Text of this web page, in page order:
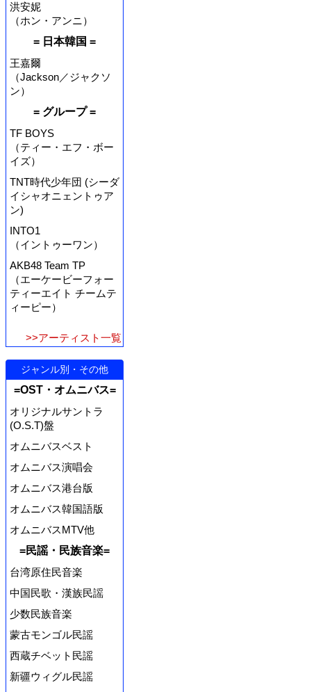
洪安妮
（ホン・アンニ）
= 日本韓国 =
王嘉爾
（Jackson／ジャクソ
ン）
= グループ =
TF BOYS
（ティー・エフ・ボー
イズ）
TNT時代少年団 (シーダ
イシャオニェントゥア
ン)
INTO1
（イントゥーワン）
AKB48 Team TP
（エーケービーフォー
ティーエイト チームテ
ィーピー）
>>アーティスト一覧
ジャンル別・その他
=OST・オムニバス=
オリジナルサントラ
(O.S.T)盤
オムニバスベスト
オムニバス演唱会
オムニバス港台版
オムニバス韓国語版
オムニバスMTV他
=民謡・民族音楽=
台湾原住民音楽
中国民歌・漢族民謡
少数民族音楽
蒙古モンゴル民謡
西蔵チベット民謡
新疆ウィグル民謡